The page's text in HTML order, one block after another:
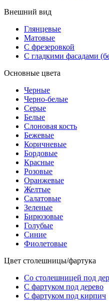
Внешний вид
Глянцевые
Матовые
С фрезеровкой
С гладкими фасадами
Основные цвета
Черные
Черно-белые
Серые
Белые
Слоновая кость
Бежевые
Коричневые
Бордовые
Красные
Розовые
Оранжевые
Желтые
Салатовые
Зеленые
Бирюзовые
Голубые
Синие
Фиолетовые
Цвет столешницы/фартука
Со столешницей под
С фартуком под дерево
С фартуком под кирпич